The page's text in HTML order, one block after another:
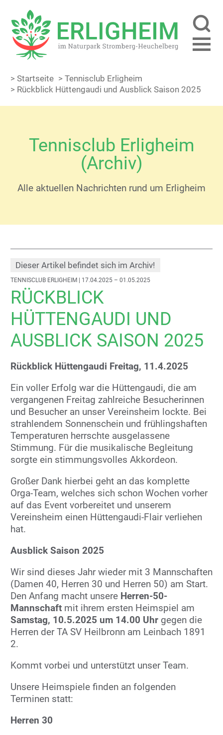
> Startseite > Tennisclub Erligheim
> Rückblick Hüttengaudi und Ausblick Saison 2025
Tennisclub Erligheim
(Archiv)
Alle aktuellen Nachrichten rund um Erligheim
Dieser Artikel befindet sich im Archiv!
TENNISCLUB ERLIGHEIM | 17.04.2025 – 01.05.2025
RÜCKBLICK
HÜTTENGAUDI UND
AUSBLICK SAISON 2025
Rückblick Hüttengaudi Freitag, 11.4.2025
Ein voller Erfolg war die Hüttengaudi, die am
vergangenen Freitag zahlreiche Besucherinnen
und Besucher an unser Vereinsheim lockte. Bei
strahlendem Sonnenschein und frühlingshaften
Temperaturen herrschte ausgelassene
Stimmung. Für die musikalische Begleitung
sorgte ein stimmungsvolles Akkordeon.
Großer Dank hierbei geht an das komplette
Orga-Team, welches sich schon Wochen vorher
auf das Event vorbereitet und unserem
Vereinsheim einen Hüttengaudi-Flair verliehen
hat.
Ausblick Saison 2025
Wir sind dieses Jahr wieder mit 3 Mannschaften
(Damen 40, Herren 30 und Herren 50) am Start.
Den Anfang macht unsere Herren-50-
Mannschaft mit ihrem ersten Heimspiel am
Samstag, 10.5.2025 um 14.00 Uhr gegen die
Herren der TA SV Heilbronn am Leinbach 1891
2.
Kommt vorbei und unterstützt unser Team.
Unsere Heimspiele finden an folgenden
Terminen statt:
Herren 30